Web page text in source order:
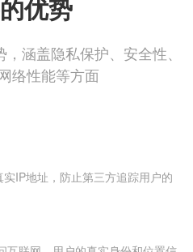
优势
涵盖隐私保护、安全性、
络性能等方面
IP地址，防止第三方追踪用户的